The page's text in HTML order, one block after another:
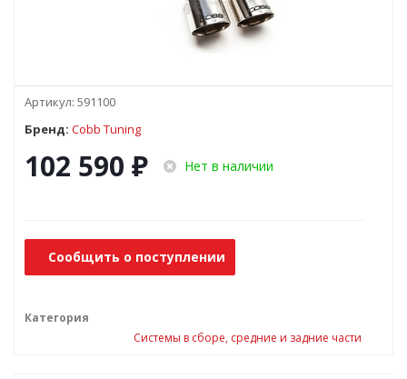
Артикул: 591100
Бренд: Cobb Tuning
102 590 ₽ Нет в наличии
Сообщить о поступлении
Категория
Системы в сборе, средние и задние части